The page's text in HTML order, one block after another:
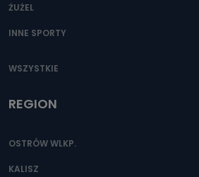
ŻUŻEL
INNE SPORTY
WSZYSTKIE
REGION
OSTRÓW WLKP.
KALISZ